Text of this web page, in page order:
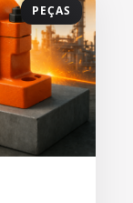
PEÇAS